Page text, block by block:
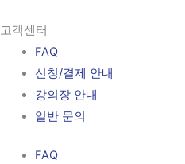
고객센터
FAQ
신청/결제 안내
강의장 안내
일반 문의
FAQ